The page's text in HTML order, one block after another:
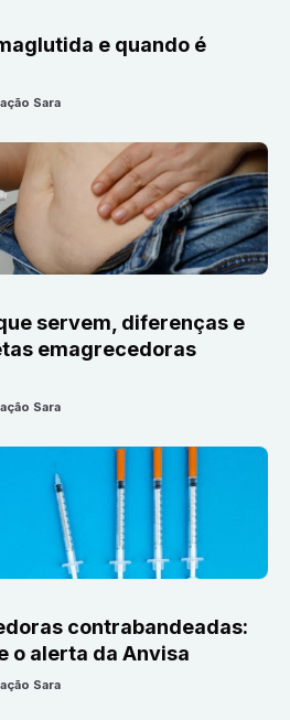
e quando é
Sara
servem, diferenças e
emagrecedoras
Sara
contrabandeadas:
o alerta da Anvisa
Sara